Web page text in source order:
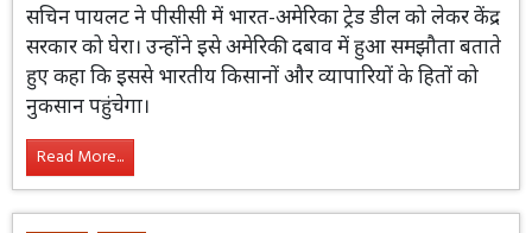
सचिन पायलट ने पीसीसी में भारत-अमेरिका ट्रेड डील को लेकर केंद्र
सरकार को घेरा। उन्होंने इसे अमेरिकी दबाव में हुआ समझौता बताते
हुए कहा कि इससे भारतीय किसानों और व्यापारियों के हितों को
नुकसान पहुंचेगा।
Read More...